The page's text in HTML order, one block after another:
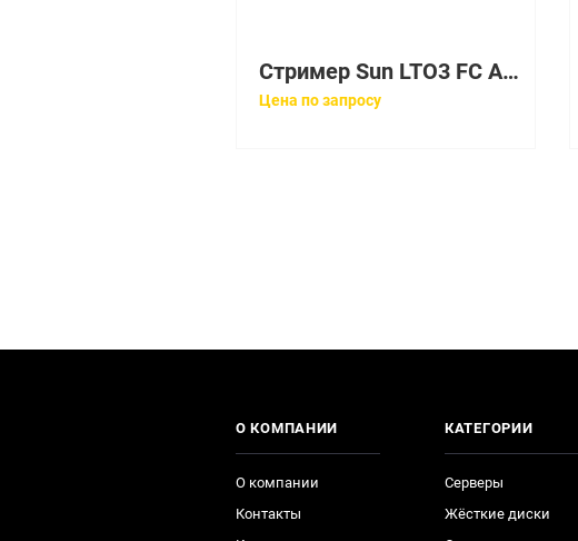
Стример Sun LTO3 FC AS/400 Tape Drive [419834906]
Цена по запросу
О КОМПАНИИ
О компании
Контакты
КАТЕГОРИИ
Серверы
Жёсткие диски